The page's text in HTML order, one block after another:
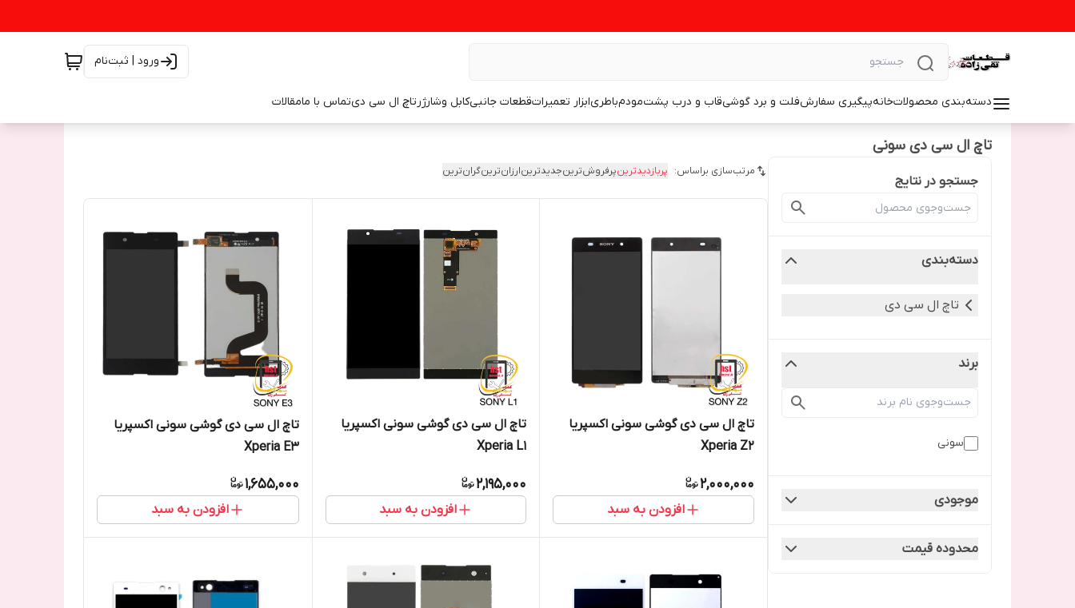
ورود | ثبت‌نام
دسته‌بندی محصولاتخانهپیگیری سفارشفلت و برد گوشیقاب و درب پشتمودمباطریابزار تعمیراتقطعات جانبیکابل وشارژرتاچ ال سی دیتماس با مامقالات
تاچ ال سی دی سونی
جستجو در نتایج
دسته‌بندی
تاچ ال سی دی
برند
سونی
موجودی
محدوده قیمت
مرتب‌سازی براساس: پربازدیدترینپرفروش‌ترینجدیدترینارزان‌ترینگران‌ترین
تاچ ال سی دی گوشی سونی اکسپریا
Xperia Z2
2,000,000
افزودن به سبد
تاچ ال سی دی گوشی سونی اکسپریا
Xperia L1
2,195,000
افزودن به سبد
تاچ ال سی دی گوشی سونی اکسپریا
Xperia E3
1,655,000
افزودن به سبد